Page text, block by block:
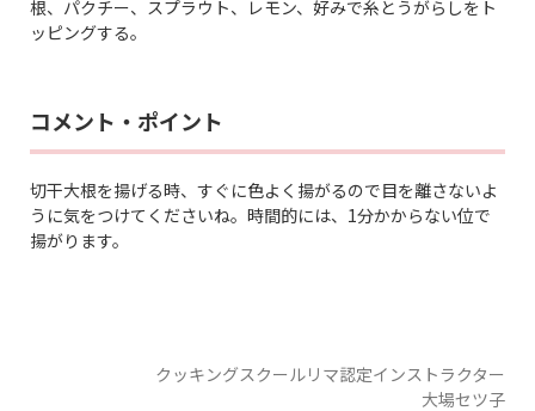
根、パクチー、スプラウト、レモン、好みで糸とうがらしをト
ッピングする。
コメント・ポイント
切干大根を揚げる時、すぐに色よく揚がるので目を離さないよ
うに気をつけてくださいね。時間的には、1分かからない位で
揚がります。
クッキングスクールリマ認定インストラクター
大場セツ子